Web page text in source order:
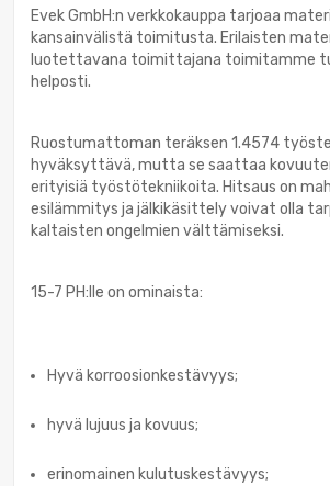
Evek GmbH:n verkkokauppa tarjoaa
kansainvälistä toimitusta. Erilaisten
luotettavana toimittajana toimitamme
helposti.
Ruostumattoman teräksen 1.4574
hyväksyttävä, mutta se saattaa
erityisiä työstötekniikoita. Hitsaus on
esilämmitys ja jälkikäsittely voivat olla
kaltaisten ongelmien välttämiseksi.
15-7 PH:lle on ominaista:
Hyvä korroosionkestävyys;
hyvä lujuus ja kovuus;
erinomainen kulutuskestävyys;